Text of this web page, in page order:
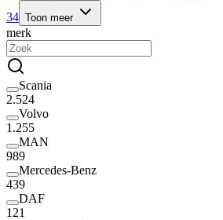
34 Toon meer
merk
Scania
2.524
Volvo
1.255
MAN
989
Mercedes-Benz
439
DAF
121